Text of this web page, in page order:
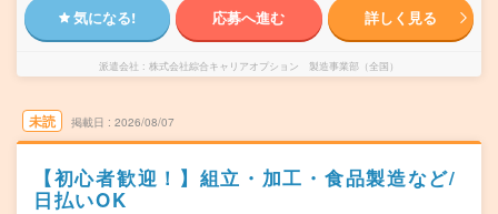
気になる! 応募へ進む 詳しく見る
派遣会社 株式会社綜合キャリアオプション 製造事業部（全国）
未読 掲載日 2026/08/07
【初心者歓迎！】組立・加工・食品製造など/
日払いOK